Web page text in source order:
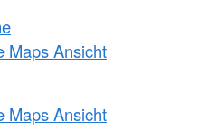
Maps Ansicht
Maps Ansicht